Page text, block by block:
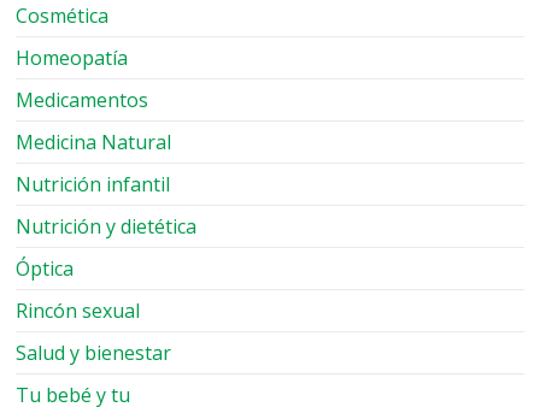
Cosmética
Homeopatía
Medicamentos
Medicina Natural
Nutrición infantil
Nutrición y dietética
Óptica
Rincón sexual
Salud y bienestar
Tu bebé y tu